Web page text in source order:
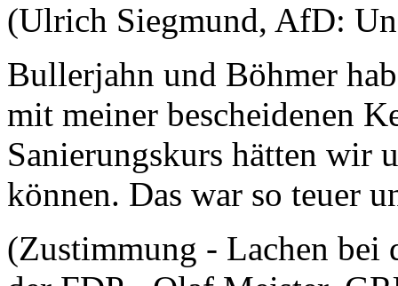
(Ulrich Siegmund, AfD:
Bullerjahn und Böhmer
mit meiner bescheidenen
Sanierungskurs hätten wir
können. Das war so teuer
(Zustimmung - Lachen bei